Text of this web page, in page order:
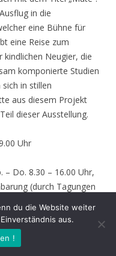
in die
eine Bühne für
eine Reise zum
kindlichen Neugier, die
komponierte Studien
in stillen
aus diesem Projekt
dieser Ausstellung.
Uhr
– Do. 8.30 – 16.00 Uhr,
(durch Tagungen
sich vor einem
du die Website weiter
aus.
!